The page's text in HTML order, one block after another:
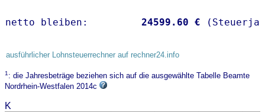
netto bleiben: 24599.60 €
ausführlicher Lohnsteuerrechner auf rechner24.info
1: die Jahresbeträge beziehen sich auf die ausgewählte Tabelle Beamte
Nordrhein-Westfalen 2014c
K